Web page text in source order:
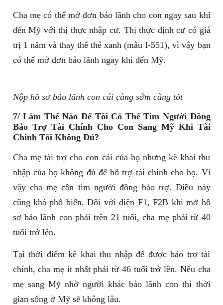
Cha mẹ có thể mở đơn bảo lãnh cho con ngay sau khi
đến Mỹ với thị thực nhập cư. Thị thực định cư có giá
trị 1 năm và thay thế thẻ xanh (mẫu I-551), vì vậy bạn
có thể mở đơn bảo lãnh ngay khi đến Mỹ.
Nộp hồ sơ bảo lãnh con cái càng sớm càng tốt
7/ Làm Thế Nào Để Tôi Có Thể Tìm Người Đồng
Bảo Trợ Tài Chính Cho Con Sang Mỹ Khi Tài
Chính Tôi Không Đủ?
Cha mẹ tài trợ cho con cái của họ nhưng kê khai thu
nhập của họ không đủ để hỗ trợ tài chính cho họ. Vì
vậy cha mẹ cần tìm người đồng bảo trợ. Điều này
cũng khá phổ biến. Đối với diện F1, F2B khi mở hồ
sơ bảo lãnh con phải trên 21 tuổi, cha mẹ phải từ 40
tuổi trở lên.
Tại thời điểm kê khai thu nhập để được bảo trợ tài
chính, cha mẹ ít nhất phải từ 46 tuổi trở lên. Nếu cha
mẹ sang Mỹ nhờ người khác bảo lãnh con thì thời
gian sống ở Mỹ sẽ không lâu.